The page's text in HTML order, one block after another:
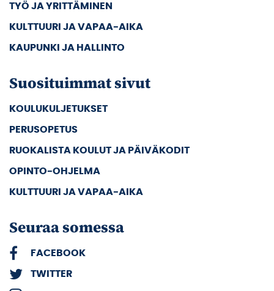
TYÖ JA YRITTÄMINEN
KULTTUURI JA VAPAA-AIKA
KAUPUNKI JA HALLINTO
Suosituimmat sivut
KOULUKULJETUKSET
PERUSOPETUS
RUOKALISTA KOULUT JA PÄIVÄKODIT
OPINTO-OHJELMA
KULTTUURI JA VAPAA-AIKA
Seuraa somessa
FACEBOOK
TWITTER